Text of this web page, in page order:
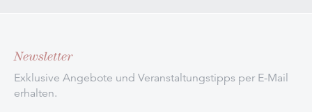
Newsletter
Exklusive Angebote und Veranstaltungstipps per E-Mail
erhalten.